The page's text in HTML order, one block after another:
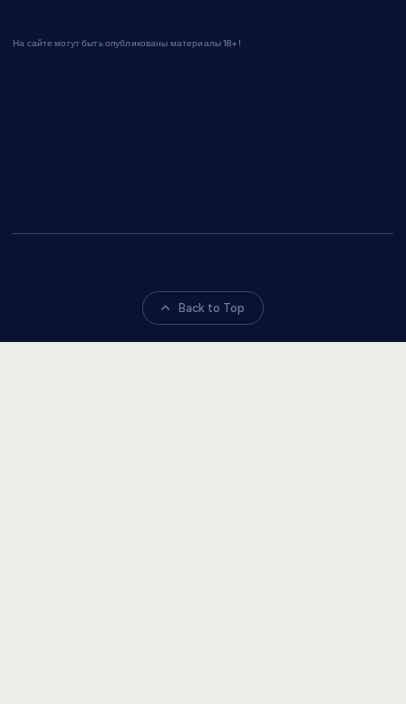
На сайте могут быть опубликованы материалы 18+!
Back to Top